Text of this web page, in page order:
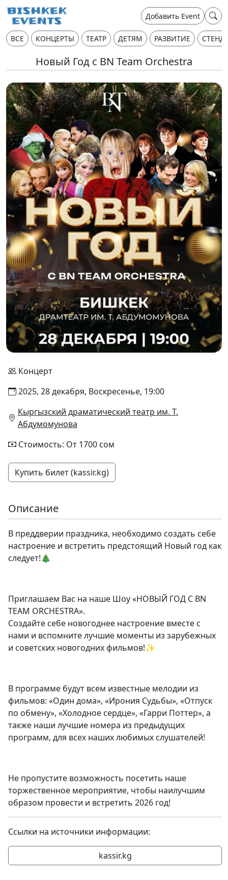
Добавить Event
ВСЕ КОНЦЕРТЫ ТЕАТР ДЕТЯМ РАЗВИТИЕ
Новый Год с BN Team Orchestra
Концерт
2025, 28 декабря, Воскресенье, 19:00
Кыргызский драматический театр им. Т.
Абдумомунова
Стоимость: От 1700 сом
Купить билет (kassir.kg)
Описание
В преддверии праздника, необходимо создать себе
настроение и встретить предстоящий Новый год как
следует!🎄
Приглашаем Вас на наше Шоу «НОВЫЙ ГОД С BN
TEAM ORCHESTRA».
Создайте себе новогоднее настроение вместе с
нами и вспомните лучшие моменты из зарубежных
и советских новогодних фильмов!✨
В программе будут всем известные мелодии из
фильмов: «Один дома», «Ирония Судьбы», «Отпуск
по обмену», «Холодное сердце», «Гарри Поттер», а
также наши лучшие номера из предыдущих
программ, для всех наших любимых слушателей!
Не пропустите возможность посетить наше
торжественное мероприятие, чтобы наилучшим
образом провести и встретить 2026 год!
Ссылки на источники информации:
kassir.kg